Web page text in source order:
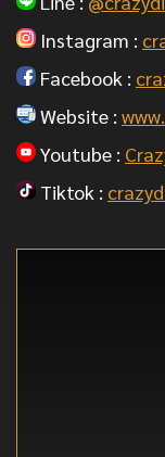
Instagram :
Facebook :
Website :
Youtube :
Tiktok :